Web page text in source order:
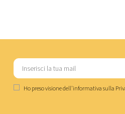
Ho preso visione dell'informativa sulla